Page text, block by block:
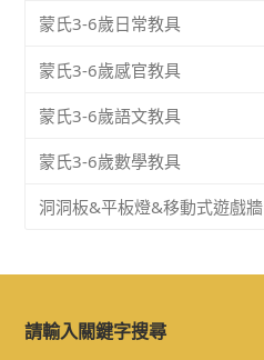
蒙氏3-6歲日常教具
蒙氏3-6歲感官教具
蒙氏3-6歲語文教具
蒙氏3-6歲數學教具
洞洞板&平板燈&移動式遊戲牆
請輸入關鍵字搜尋